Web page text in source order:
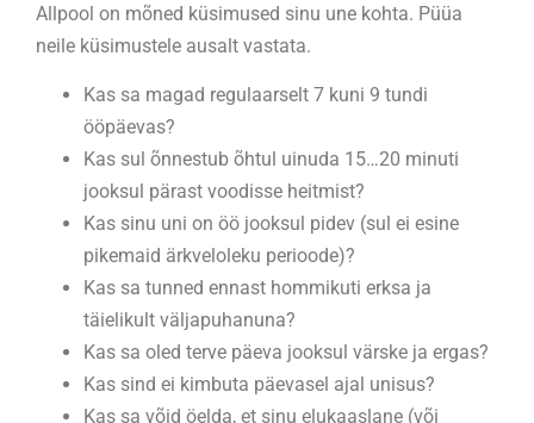
Allpool on mõned küsimused sinu une kohta. Püüa
neile küsimustele ausalt vastata.
Kas sa magad regulaarselt 7 kuni 9 tundi
ööpäevas?
Kas sul õnnestub õhtul uinuda 15…20 minuti
jooksul pärast voodisse heitmist?
Kas sinu uni on öö jooksul pidev (sul ei esine
pikemaid ärkveloleku perioode)?
Kas sa tunned ennast hommikuti erksa ja
täielikult väljapuhanuna?
Kas sa oled terve päeva jooksul värske ja ergas?
Kas sind ei kimbuta päevasel ajal unisus?
Kas sa võid öelda, et sinu elukaaslane (või